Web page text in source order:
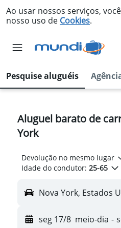
Ao usar nossos serviços,
nosso uso de Cookies.
Pesquise aluguéis
Aluguel barato de
York
Devolução no mesmo lugar
Idade do condutor: 25-65
Nova York, Estados
seg 17/8 meio-dia -